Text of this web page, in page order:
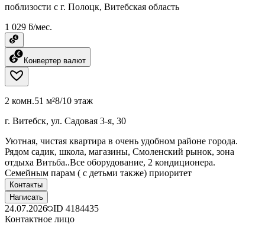
поблизости с г. Полоцк, Витебская область
1 029 ƃ/мес.
Конвертер валют
2 комн.51 м²8/10 этаж
г. Витебск, ул. Садовая 3-я, 30
Уютная, чистая квартира в очень удобном районе города.
Рядом садик, школа, магазины, Смоленский рынок, зона
отдыха Витьба..Все оборудование, 2 кондиционера.
Семейным парам ( с детьми также) приоритет
Контакты
Написать
24.07.2026 ID 4184435
Контактное лицо